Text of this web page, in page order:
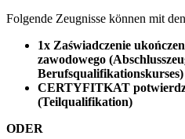
Folgende Zeugnisse können mit
1x Zaświadczenie
zawodowego
Berufsqualifikationskurses)
CERTYFITKAT
(Teilqualifikation)
ODER